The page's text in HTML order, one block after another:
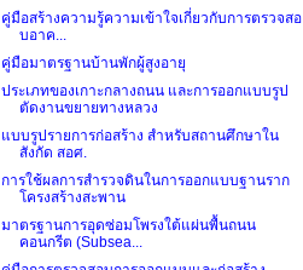
คู่มือสร้างความรู้ความเข้าใจเกี่ยวกับการตรวจสอ
บอาค...
คู่มือมาตรฐานบ้านพักผู้สูงอายุ
ประเภทของเกาะกลางถนน และการออกแบบรูป
ตัดงานขยายทางหลวง
แบบรูปรายการก่อสร้าง สำหรับสถานศึกษาใน
สังกัด สอศ.
การใช้ผลการสำรวจดินในการออกแบบฐานราก
โครงสร้างสะพาน
มาตรฐานการอุดซ่อมโพรงใต้แผ่นพื้นถนน
คอนกรีต (Subsea...